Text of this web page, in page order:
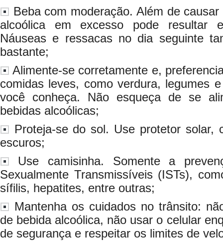
Beba com moderação. Além de
alcoólica em excesso pode resultar
Náuseas e ressacas no dia seguinte
bastante;
Alimente-se corretamente e,
comidas leves, como verdura, legumes
você conheça. Não esqueça de se
bebidas alcoólicas;
Proteja-se do sol. Use protetor solar,
escuros;
Use camisinha. Somente a
Sexualmente Transmissíveis (ISTs),
sífilis, hepatites, entre outras;
Mantenha os cuidados no trânsito:
de bebida alcoólica, não usar o celular
de segurança e respeitar os limites de